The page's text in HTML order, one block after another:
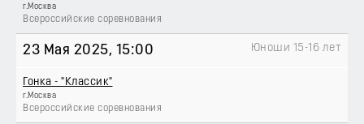
г.Москва
Всероссийские соревнования
23 Мая 2025, 15:00
Гонка - "Классик"
г.Москва
Всероссийские соревнования
Юноши 15-16 лет